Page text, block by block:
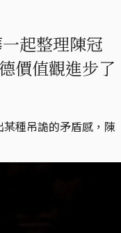
起整理陳冠
價值觀進步了
種吊詭的矛盾感，陳